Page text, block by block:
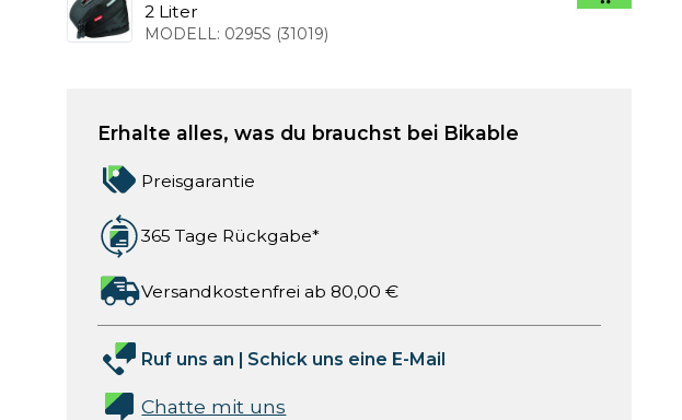
2 Liter
MODELL: 0295S (31019)
Erhalte alles, was du brauchst bei Bikable
Preisgarantie
365 Tage Rückgabe*
Versandkostenfrei ab 80,00 €
Ruf uns an | Schick uns eine E-Mail
Chatte mit uns